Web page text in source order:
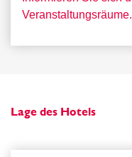
Veranstaltungsräume.
Lage des Hotels